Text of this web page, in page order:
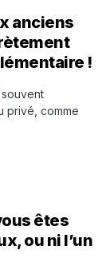
anciens
!
privé, comme
êtes
ou ni l’un